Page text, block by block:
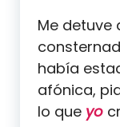
Me detuve
había
afónica,
lo que yo